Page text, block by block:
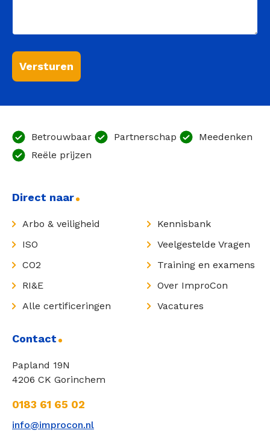
Versturen
Betrouwbaar Partnerschap
Meedenken
Reële prijzen
Direct naar
Arbo & veiligheid
ISO
CO2
RI&E
Alle certificeringen
Kennisbank
Veelgestelde Vragen
Training en examens
Over ImproCon
Vacatures
Contact
Papland 19N
4206 CK Gorinchem
0183 61 65 02
info@improcon.nl